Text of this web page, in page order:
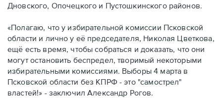
Дновского, Опочецкого и Пустошкинского районов.
«Полагаю, что у избирательной комиссии Псковской
области и лично у её председателя, Николая Цветкова,
ещё есть время, чтобы собраться и доказать, что они
могут остановить беспредел, творимый некоторыми
избирательными комиссиями. Выборы 4 марта в
Псковской области без КПРФ - это "самострел"
властей!» - заключил Александр Рогов.